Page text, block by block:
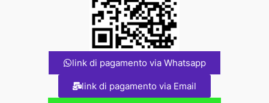
link di pagamento via Whatsapp
link di pagamento via Email